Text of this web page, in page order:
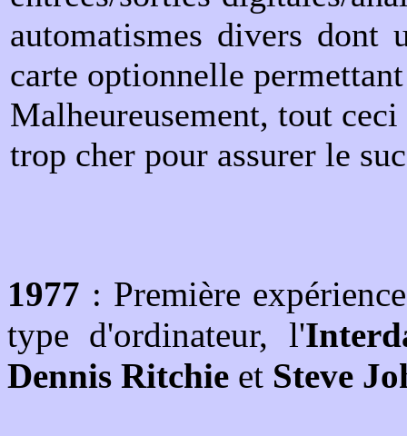
automatismes divers dont
carte optionnelle
Malheureusement, tout
trop cher pour assurer le
1977 : Première
type d'ordinateur, l'
Dennis Ritchie et Steve